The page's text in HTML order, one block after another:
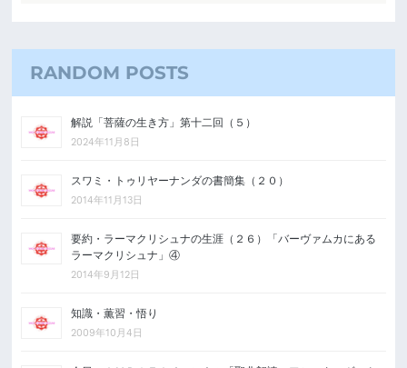
RANDOM POSTS
解説「菩薩の生き方」第十二回（５）
2024年11月8日
スワミ・トゥリヤーナンダの書簡集（２０）
2014年11月13日
要約・ラーマクリシュナの生涯（２６）「バーヴァムカにある
ラーマクリシュナ」④
2014年9月12日
知識・薫習・悟り
2009年10月4日